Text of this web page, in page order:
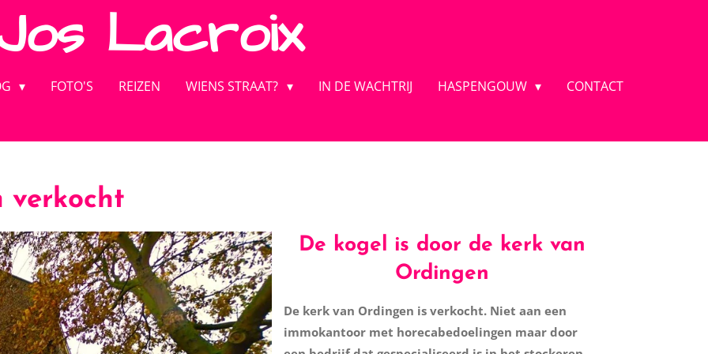
Lacroix
FOTO'S REIZEN WIENS STRAAT? IN DE WACHTRIJ HASPENGOUW
CONTACT
verkocht
De kogel is door de kerk van
Ordingen
De kerk van Ordingen is verkocht. Niet aan een
immokantoor met horecabedoelingen maar door